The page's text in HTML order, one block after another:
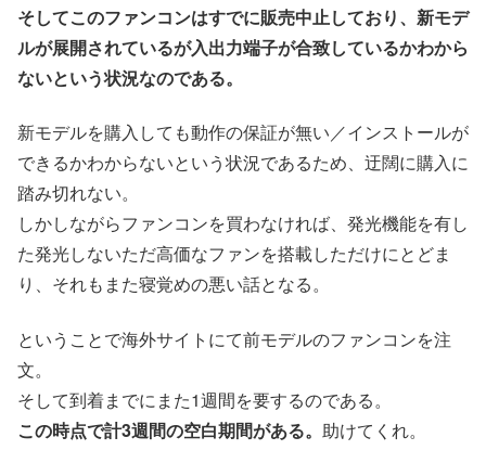
そしてこのファンコンはすでに販売中止しており、新モデ
ルが展開されているが入出力端子が合致しているかわから
ないという状況なのである。
新モデルを購入しても動作の保証が無い／インストールが
できるかわからないという状況であるため、迂闊に購入に
踏み切れない。
しかしながらファンコンを買わなければ、発光機能を有し
た発光しないただ高価なファンを搭載しただけにとどま
り、それもまた寝覚めの悪い話となる。
ということで海外サイトにて前モデルのファンコンを注
文。
そして到着までにまた1週間を要するのである。
この時点で計3週間の空白期間がある。 助けてくれ。